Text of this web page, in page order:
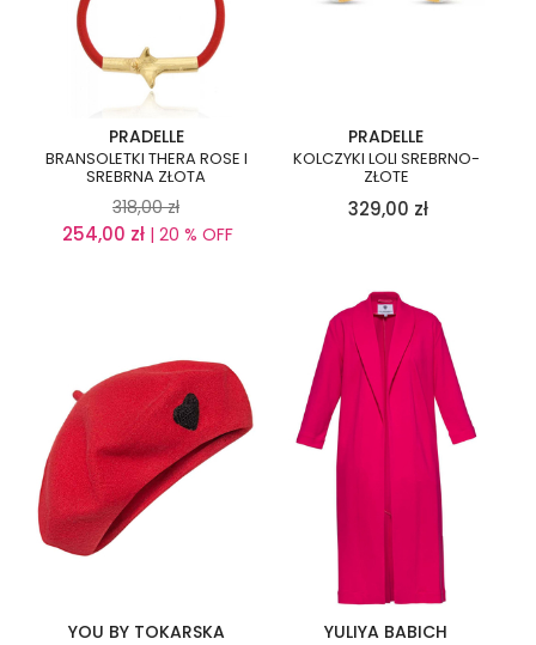
PRADELLE
BRANSOLETKI THERA ROSE I
SREBRNA ZŁOTA
318,00 zł
254,00 zł | 20 % OFF
PRADELLE
KOLCZYKI LOLI SREBRNO-
ZŁOTE
329,00 zł
YOU BY TOKARSKA YULIYA BABICH